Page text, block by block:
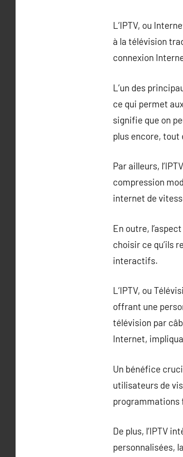
L’IPTV, ou
à la télévision
connexion
L’un des
ce qui permet
signifie que on
plus encore, tout
Par ailleurs,
compression
internet de
En outre,
choisir ce qu’ils
interactifs.
L’IPTV, ou
offrant une
télévision par
Internet,
Un bénéfice
utilisateurs de
programmations
De plus, l’IPTV
personnalisées,